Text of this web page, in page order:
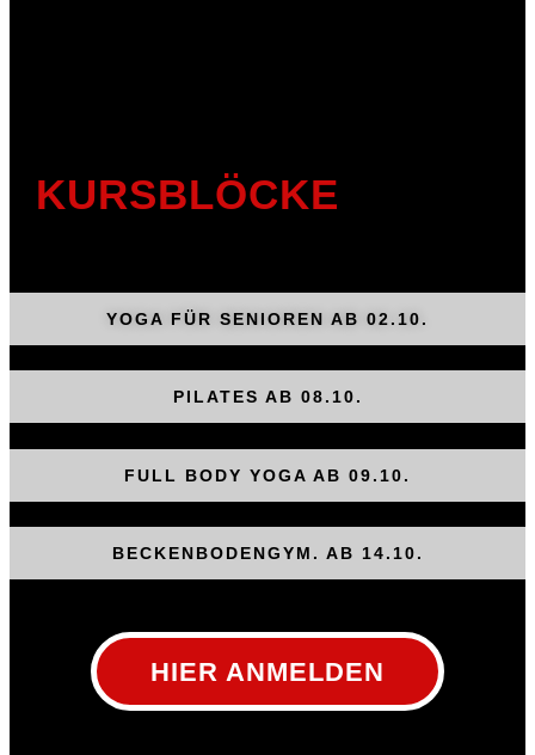
KURSBLÖCKE
YOGA FÜR SENIOREN AB 02.10.
PILATES AB 08.10.
FULL BODY YOGA AB 09.10.
BECKENBODENGYM. AB 14.10.
HIER ANMELDEN